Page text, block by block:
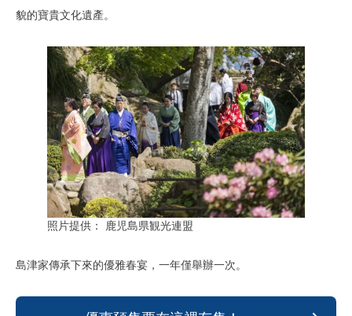
貌的寶貴文化遺產。
照片提供： 鹿児島県観光連盟
島津家傳承下來的優雅春宴，一年僅舉辦一次。